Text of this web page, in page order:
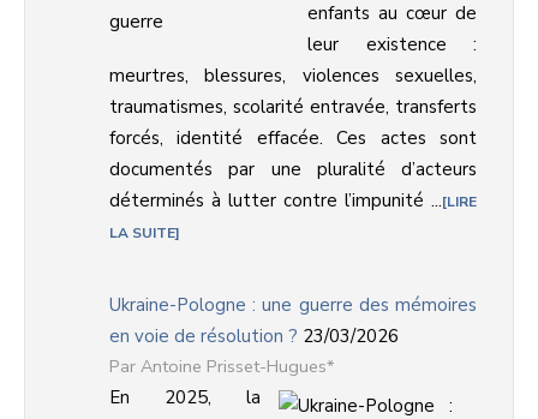
enfants au cœur de
leur existence :
meurtres, blessures, violences sexuelles,
traumatismes, scolarité entravée, transferts
forcés, identité effacée. Ces actes sont
documentés par une pluralité d’acteurs
déterminés à lutter contre l’impunité ... LIRE
LA SUITE
Ukraine-Pologne : une guerre des mémoires
en voie de résolution ? 23/03/2026
Antoine Prisset-Hugues*
En 2025, la